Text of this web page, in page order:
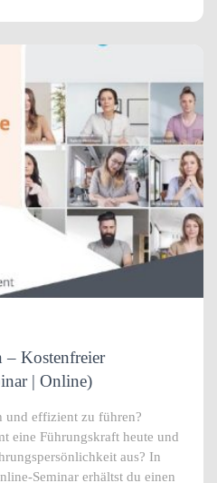
– Kostenfreier
| Online)
und effizient zu führen?
eine Führungskraft heute und
aus? In
Seminar erhältst du einen